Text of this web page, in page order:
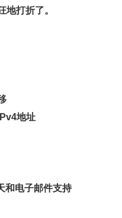
地打折了。
地址
和电子邮件支持